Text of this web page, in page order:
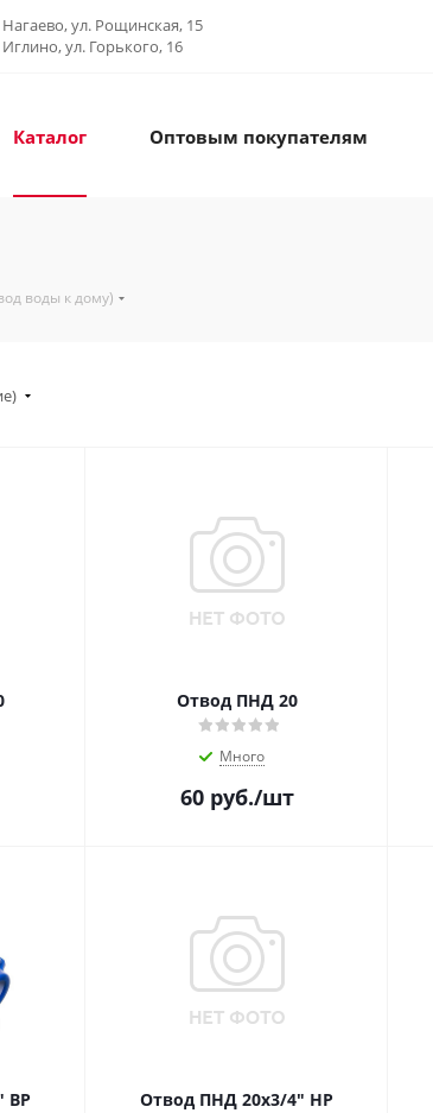
Нагаево, ул. Рощинская, 15
Иглино, ул. Горького, 16
Каталог Оптовым покупателям
воды к дому)
20 Отвод ПНД 20
Много
60руб./шт
ВР Отвод ПНД 20х3/4" НР